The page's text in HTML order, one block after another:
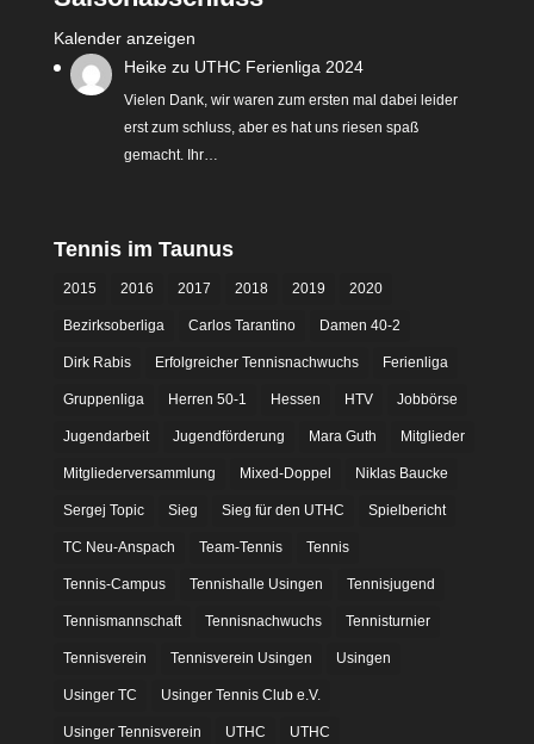
Kalender anzeigen
Heike zu UTHC Ferienliga 2024
Vielen Dank, wir waren zum ersten mal dabei leider
erst zum schluss, aber es hat uns riesen spaß
gemacht. Ihr…
Tennis im Taunus
2015 2016 2017 2018 2019 2020
Bezirksoberliga Carlos Tarantino Damen 40-2
Dirk Rabis Erfolgreicher Tennisnachwuchs Ferienliga
Gruppenliga Herren 50-1 Hessen HTV Jobbörse
Jugendarbeit Jugendförderung Mara Guth Mitglieder
Mitgliederversammlung Mixed-Doppel Niklas Baucke
Sergej Topic Sieg Sieg für den UTHC Spielbericht
TC Neu-Anspach Team-Tennis Tennis
Tennis-Campus Tennishalle Usingen Tennisjugend
Tennismannschaft Tennisnachwuchs Tennisturnier
Tennisverein Tennisverein Usingen Usingen
Usinger TC Usinger Tennis Club e.V.
Usinger Tennisverein UTHC UTHC